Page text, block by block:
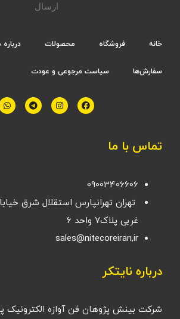
ارسال
خانه فروشگاه محصولات درباره
سفارش‌ها سیاست مرجوعی و عودت
تماس با ما
09003406606
غربی پلاک۷ واحد ۶
sales@nitecoreiran,ir
درباره نایتکر
شرکت بینش پژوهان فن آوازه